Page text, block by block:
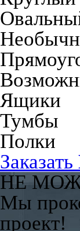
Ящики
Тумбы
Полки
Заказать
НЕ
Мы
проект!